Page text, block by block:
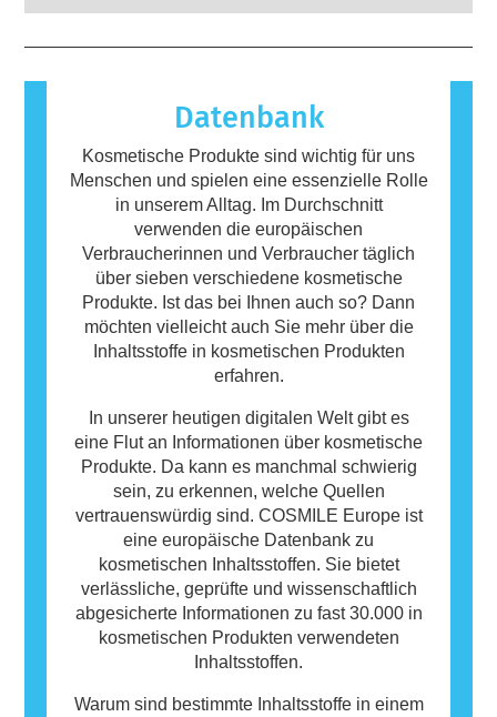
Körperpflegeprodukte können Inhaltsstoffe
enthalten, die bei manchen Menschen eine
Allergie auslösen können. Das bedeutet
jedoch nicht, dass das Produkt für andere
Personen nicht sicher ist.
Datenbank
Kosmetische Produkte sind wichtig für uns
Menschen und spielen eine essenzielle Rolle
in unserem Alltag. Im Durchschnitt
verwenden die europäischen
Verbraucherinnen und Verbraucher täglich
über sieben verschiedene kosmetische
Produkte. Ist das bei Ihnen auch so? Dann
möchten vielleicht auch Sie mehr über die
Inhaltsstoffe in kosmetischen Produkten
erfahren.
In unserer heutigen digitalen Welt gibt es
eine Flut an Informationen über kosmetische
Produkte. Da kann es manchmal schwierig
sein, zu erkennen, welche Quellen
vertrauenswürdig sind. COSMILE Europe ist
eine europäische Datenbank zu
kosmetischen Inhaltsstoffen. Sie bietet
verlässliche, geprüfte und wissenschaftlich
abgesicherte Informationen zu fast 30.000 in
kosmetischen Produkten verwendeten
Inhaltsstoffen.
Warum sind bestimmte Inhaltsstoffe in einem